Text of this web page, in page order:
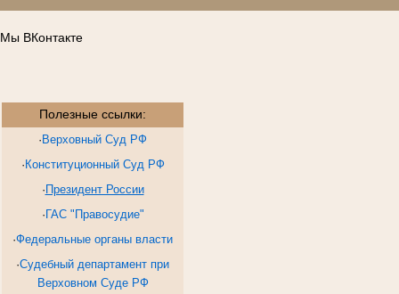
Мы ВКонтакте
Полезные ссылки:
· Верховный Суд РФ
· Конституционный Суд РФ
· Президент России
· ГАС "Правосудие"
·Федеральные органы власти
·Судебный департамент при
Верховном Суде РФ